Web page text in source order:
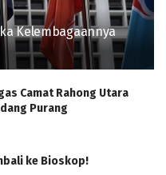
Kelembagaannya
Camat Rahong Utara
Purang
ke Bioskop!